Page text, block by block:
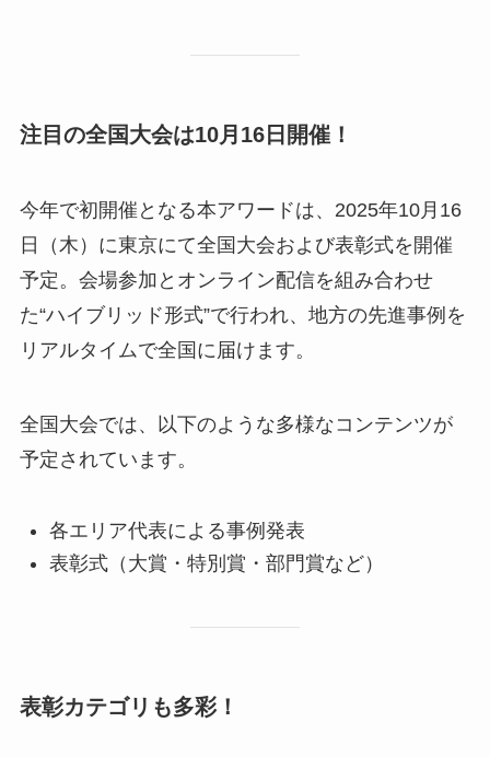
注目の全国大会は10月16日開催！
今年で初開催となる本アワードは、2025年10月16
日（木）に東京にて全国大会および表彰式を開催
予定。会場参加とオンライン配信を組み合わせ
た“ハイブリッド形式”で行われ、地方の先進事例を
リアルタイムで全国に届けます​。
全国大会では、以下のような多様なコンテンツが
予定されています。
各エリア代表による事例発表
表彰式（大賞・特別賞・部門賞など）
表彰カテゴリも多彩！